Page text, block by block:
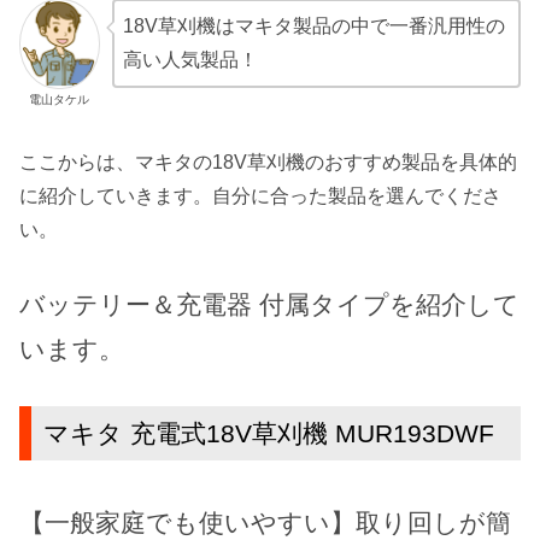
電山タケル
18V草刈機はマキタ製品の中で一番汎用性の
高い人気製品！
ここからは、マキタの18V草刈機のおすすめ製品を具体的
に紹介していきます。自分に合った製品を選んでくださ
い。
バッテリー＆充電器 付属タイプを紹介して
います。
マキタ 充電式18V草刈機 MUR193DWF
【一般家庭でも使いやすい】取り回しが簡